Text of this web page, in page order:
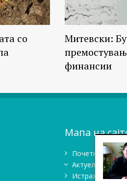
со
Митевски:
финансии
Мапа на
Почетна
Актуелно
Истражувањa